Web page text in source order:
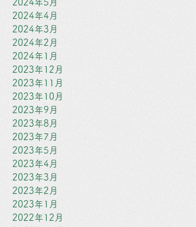
2024年5月
2024年4月
2024年3月
2024年2月
2024年1月
2023年12月
2023年11月
2023年10月
2023年9月
2023年8月
2023年7月
2023年5月
2023年4月
2023年3月
2023年2月
2023年1月
2022年12月